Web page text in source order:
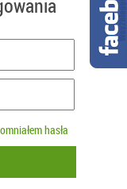
hasła